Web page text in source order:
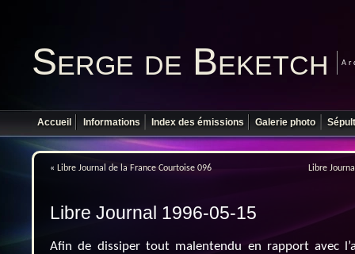
Serge de Beketch
Accueil Informations Index des émissions Galerie photo
« Libre Journal de la France Courtoise 096 Libre
Libre Journal 1996-05-15
Afin de dissiper tout malentendu en rapport avec